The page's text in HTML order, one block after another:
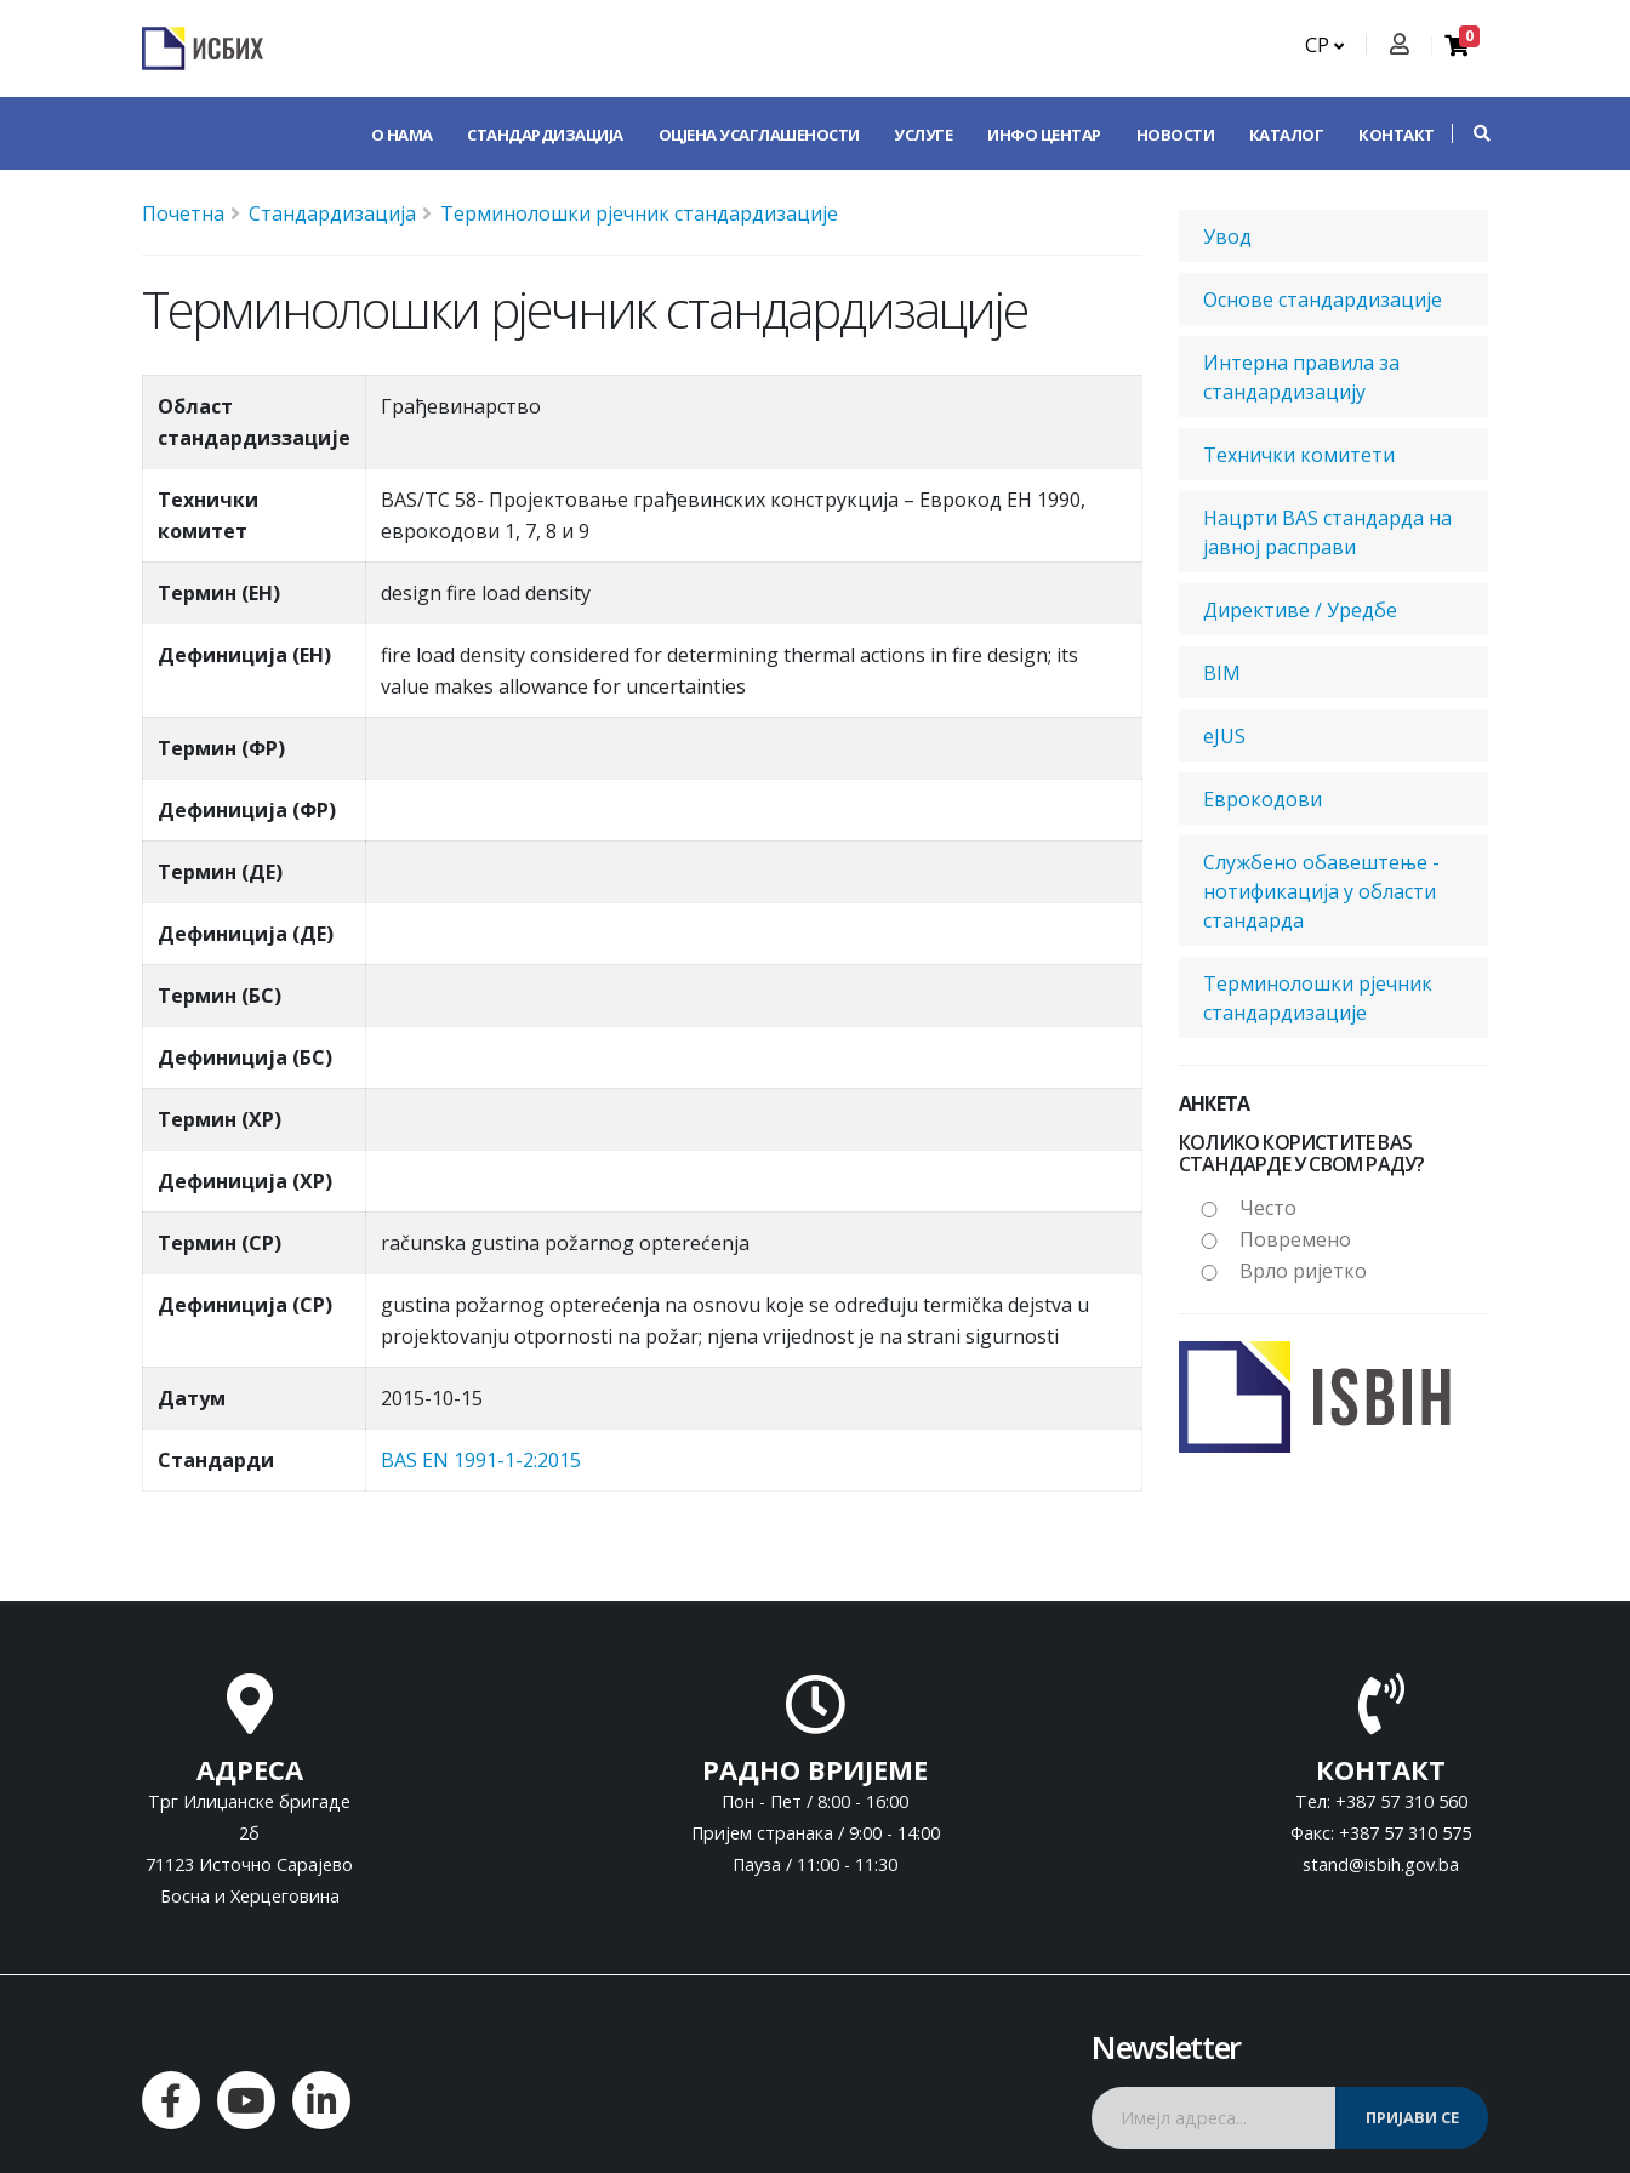
СР 0
О НАМА СТАНДАРДИЗАЦИЈА ОЦЈЕНА УСАГЛАШЕНОСТИ УСЛУГЕ ИНФО ЦЕНТАР НОВОСТИ КАТАЛОГ КОНТАКТ
Почетна Стандардизација Терминолошки рјечник стандардизације
Терминолошки рјечник стандардизације
Област
стандардиззације
Грађевинарство
Teхнички
комитет
BAS/TC 58- Пројектовање грађевинских конструкција – Еврокод ЕН 1990,
еврокодови 1, 7, 8 и 9
Термин (ЕН) design fire load density
Дефиниција (ЕН)
fire load density considered for determining thermal actions in fire design; its
value makes allowance for uncertainties
Термин (ФР)
Дефиниција (ФР)
Термин (ДЕ)
Дефиниција (ДЕ)
Термин (БС)
Дефиниција (БС)
Термин (ХР)
Дефиниција (ХР)
Термин (СР) računska gustina požarnog opterećenja
Дефиниција (СР)
gustina požarnog opterećenja na osnovu koje se određuju termička dejstva u
projektovanju otpornosti na požar; njena vrijednost je na strani sigurnosti
Датум 2015-10-15
Стандарди BAS EN 1991-1-2:2015
Увод
Основе стандардизације
Интерна правила за
стандардизацију
Технички комитети
Нацрти BAS стандарда на
јавној расправи
Директиве / Уредбе
BIM
eJUS
Еврокодови
Службено обавештење -
нотификација у области
стандарда
Терминолошки рјечник
стандардизације
АНКЕТА
КОЛИКО КОРИСТИТЕ BAS
СТАНДАРДЕ У СВОМ РАДУ?
Често
Повремено
Врло ријетко
АДРЕСА
Трг Илиџанске бригаде
2б
71123 Источно Сарајево
Босна и Херцеговина
РАДНО ВРИЈЕМЕ
Пон - Пет / 8:00 - 16:00
Пријем странака / 9:00 - 14:00
Пауза / 11:00 - 11:30
КОНТАКТ
Тел: +387 57 310 560
Факс: +387 57 310 575
stand@isbih.gov.ba
Newsletter
ПРИЈАВИ СЕ